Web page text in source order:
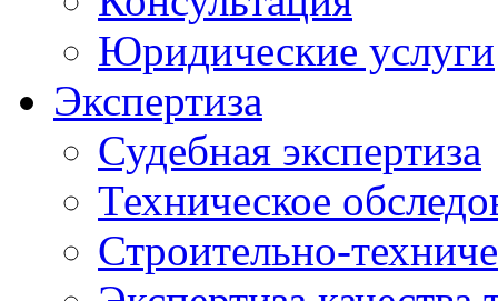
Юридические услуги
Экспертиза
Судебная экспертиза
Техническое
Строительно-